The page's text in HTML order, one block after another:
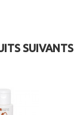
SUIVANTS